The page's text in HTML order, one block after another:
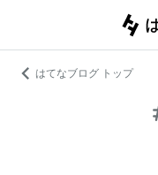
はてなブログ トップ